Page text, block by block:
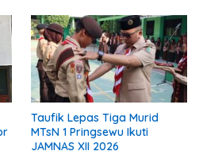
Taufik Lepas Tiga Murid
MTsN 1 Pringsewu Ikuti
JAMNAS XII 2026